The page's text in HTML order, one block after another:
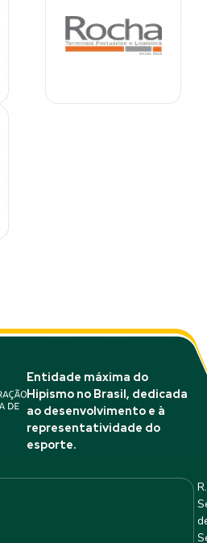
Entidade máxima do
Hipismo no Brasil, dedicada
ao desenvolvimento e à
representatividade do
esporte.
R.